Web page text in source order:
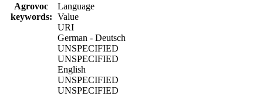
Agrovoc
keywords:
Language
Value
URI
German - Deutsch
UNSPECIFIED
UNSPECIFIED
English
UNSPECIFIED
UNSPECIFIED